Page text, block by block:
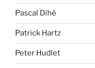
Pascal Dihé
Patrick Hartz
Peter Hudlet